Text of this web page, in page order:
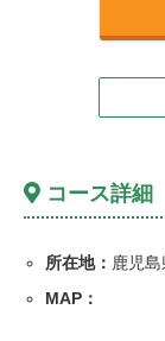
コース詳細
所在地： 鹿児
MAP：